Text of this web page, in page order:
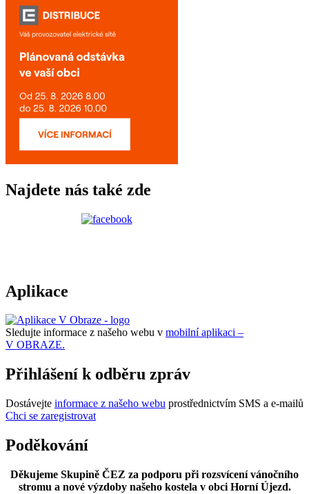
Najdete nás také zde
Aplikace
Sledujte informace z našeho webu v mobilní aplikaci –
V OBRAZE.
Přihlášení k odběru zpráv
Dostávejte informace z našeho webu prostřednictvím SMS a e-mailů
Chci se zaregistrovat
Poděkování
Děkujeme Skupině ČEZ za podporu při rozsvícení vánočního
stromu a nové výzdoby našeho kostela v obci Horní Újezd.